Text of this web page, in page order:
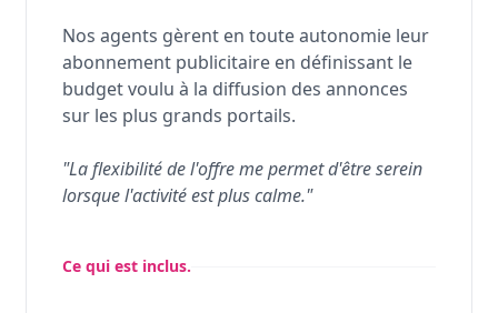
Nos agents gèrent en toute autonomie leur
abonnement publicitaire en définissant le
budget voulu à la diffusion des annonces
sur les plus grands portails.
"La flexibilité de l'offre me permet d'être serein
lorsque l'activité est plus calme."
Ce qui est inclus.